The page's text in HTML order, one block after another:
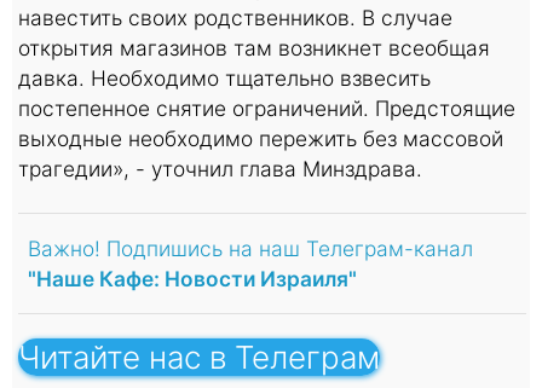
навестить своих родственников. В случае
открытия магазинов там возникнет всеобщая
давка. Необходимо тщательно взвесить
постепенное снятие ограничений. Предстоящие
выходные необходимо пережить без массовой
трагедии», - уточнил глава Минздрава.
Важно! Подпишись на наш Телеграм-канал
"Наше Кафе: Новости Израиля"
Читайте нас в Телеграм